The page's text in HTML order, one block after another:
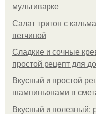
мультиварке
Салат тритон с
ветчиной
Сладкие и сочные
простой рецепт для
Вкусный и простой
шампиньонами в
Вкусный и полезный: